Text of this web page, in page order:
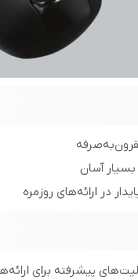
بسیار آسان
در ارائه‌های روزمره
پیشرفته برای